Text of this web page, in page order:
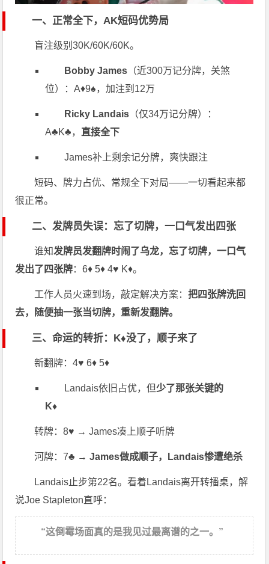
一、正常全下，AK短码优势局
盲注级别30K/60K/60K。
Bobby James （近300万记分牌，关煞
位）：A♦9♠，加注到12万
Ricky Landais （仅34万记分牌）：
A♣K♣， 直接全下
James补上剩余记分牌，爽快跟注
短码、牌力占优、常规全下对局——一切看起来都
很正常。
二、发牌员失误：忘了切牌，一口气发出四张
谁知发牌员发翻牌时闹了乌龙，忘了切牌，一口气
发出了四张牌：6♦ 5♦ 4♥ K♦。
工作人员火速到场，敲定解决方案：把四张牌洗回
去，随便抽一张当切牌，重新发翻牌。
三、命运的转折：K♦没了，顺子来了
新翻牌：4♥ 6♦ 5♦
Landais依旧占优，但少了那张关键的
K♦
转牌：8♥ → James凑上顺子听牌
河牌：7♣ →James做成顺子，Landais惨遭绝杀
Landais止步第22名。看着Landais离开转播桌，解
说Joe Stapleton直呼：
“这倒霉场面真的是我见过最离谱的之一。”